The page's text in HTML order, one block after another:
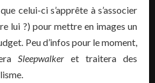
celui-ci s’apprête à s’associer
lui ?) pour mettre en images un
Peu d’infos pour le moment,
Sleepwalker et traitera des